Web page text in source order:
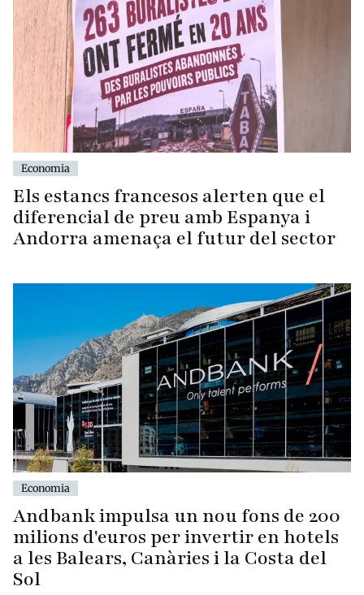
Economia
Els estancs francesos alerten que el
diferencial de preu amb Espanya i
Andorra amenaça el futur del sector
Economia
Andbank impulsa un nou fons de 200
milions d'euros per invertir en hotels
a les Balears, Canàries i la Costa del
Sol